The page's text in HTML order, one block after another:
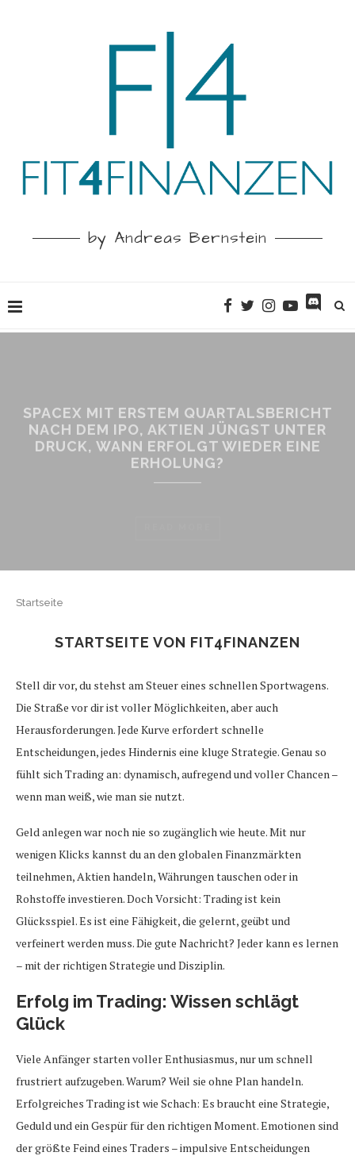
by Andreas Bernstein
NACH DEM IPO, AKTIEN JÜNGST UNTER
DRUCK, WANN ERFOLGT WIEDER EINE
ERHOLUNG?
Startseite
STARTSEITE VON FIT4FINANZEN
Stell dir vor, du stehst am Steuer eines schnellen Sportwagens.
Die Straße vor dir ist voller Möglichkeiten, aber auch
Herausforderungen. Jede Kurve erfordert schnelle
Entscheidungen, jedes Hindernis eine kluge Strategie. Genau so
fühlt sich Trading an: dynamisch, aufregend und voller Chancen –
wenn man weiß, wie man sie nutzt.
Geld anlegen war noch nie so zugänglich wie heute. Mit nur
wenigen Klicks kannst du an den globalen Finanzmärkten
teilnehmen, Aktien handeln, Währungen tauschen oder in
Rohstoffe investieren. Doch Vorsicht: Trading ist kein
Glücksspiel. Es ist eine Fähigkeit, die gelernt, geübt und
verfeinert werden muss. Die gute Nachricht? Jeder kann es lernen
– mit der richtigen Strategie und Disziplin.
Erfolg im Trading: Wissen schlägt
Glück
Viele Anfänger starten voller Enthusiasmus, nur um schnell
frustriert aufzugeben. Warum? Weil sie ohne Plan handeln.
Erfolgreiches Trading ist wie Schach: Es braucht eine Strategie,
Geduld und ein Gespür für den richtigen Moment. Emotionen sind
der größte Feind eines Traders – impulsive Entscheidungen